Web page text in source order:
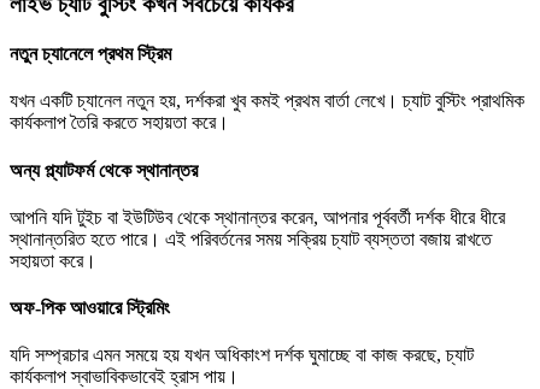
নতুন চ্যানেলে প্রথম স্ট্রিম
যখন একটি চ্যানেল নতুন হয়, দর্শকরা খুব কমই প্রথম বার্তা লেখে। চ্যাট বুস্টিং প্রাথমিক
কার্যকলাপ তৈরি করতে সহায়তা করে।
অন্য প্ল্যাটফর্ম থেকে স্থানান্তর
আপনি যদি টুইচ বা ইউটিউব থেকে স্থানান্তর করেন, আপনার পূর্ববর্তী দর্শক ধীরে ধীরে
স্থানান্তরিত হতে পারে। এই পরিবর্তনের সময় সক্রিয় চ্যাট ব্যস্ততা বজায় রাখতে
সহায়তা করে।
অফ-পিক আওয়ারে স্ট্রিমিং
যদি সম্প্রচার এমন সময়ে হয় যখন অধিকাংশ দর্শক ঘুমাচ্ছে বা কাজ করছে, চ্যাট
কার্যকলাপ স্বাভাবিকভাবেই হ্রাস পায়।